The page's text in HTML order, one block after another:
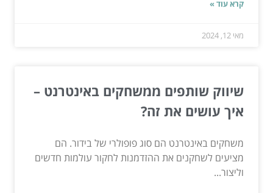
קרא עוד »
מאי 12, 2024
שיווק שותפים ממשחקים באינטרנט –
איך עושים את זה?
משחקים באינטרנט הם סוג פופולרי של בידור. הם
מציעים לשחקנים את ההזדמנות לחקור עולמות חדשים
וליצור...